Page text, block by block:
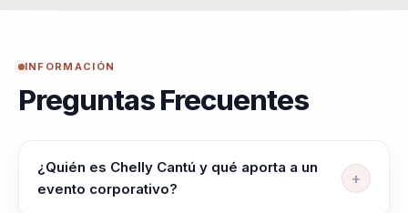
competir.
participó en
campeonatos
INFORMACIÓN
Preguntas Frecuentes
¿Quién es Chelly Cantú y qué aporta a un
evento corporativo?